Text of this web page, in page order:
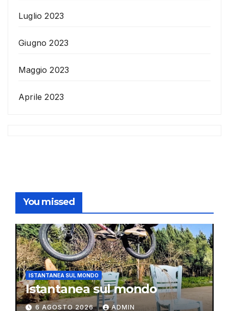
Luglio 2023
Giugno 2023
Maggio 2023
Aprile 2023
You missed
ISTANTANEA SUL MONDO
Istantanea sul mondo
6 AGOSTO 2026 ADMIN